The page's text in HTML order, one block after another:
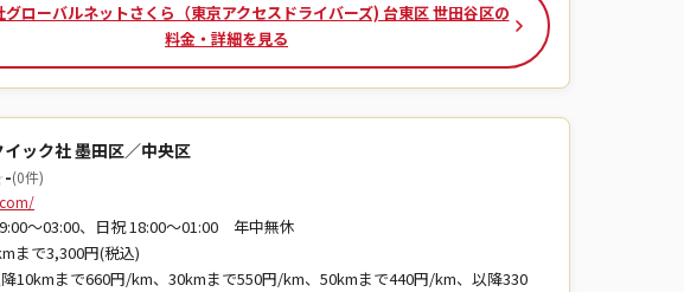
グローバルネットさくら（東京アクセスドライバーズ) 台東区 世田谷区の
料金・詳細を見る
ック社 墨田区／中央区
-(0件)
〜03:00、日祝 18:00〜01:00 年中無休
まで3,300円(税込)
10kmまで660円/km、30kmまで550円/km、50kmまで440円/km、以降330